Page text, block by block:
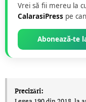
Vrei să fii mereu la
CalarasiPress pe
Abonează-te
Precizări: